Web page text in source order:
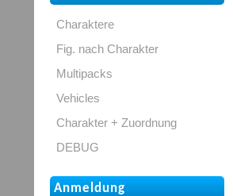
Charaktere
Fig. nach Charakter
Multipacks
Vehicles
Charakter + Zuordnung
DEBUG
Anmeldung